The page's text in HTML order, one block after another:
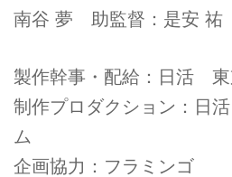
南谷 夢 助監督：是安 祐
製作幹事・配給：日活
制作プロダクション：日
ム
企画協力：フラミンゴ